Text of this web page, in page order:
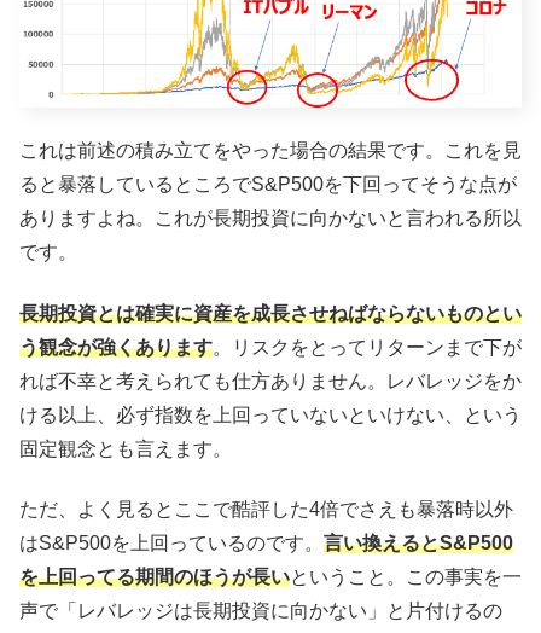
これは前述の積み立てをやった場合の結果です。これを見
ると暴落しているところでS&P500を下回ってそうな点が
ありますよね。これが長期投資に向かないと言われる所以
です。
長期投資とは確実に資産を成長させねばならないものとい
う観念が強くあります。リスクをとってリターンまで下が
れば不幸と考えられても仕方ありません。レバレッジをか
ける以上、必ず指数を上回っていないといけない、という
固定観念とも言えます。
ただ、よく見るとここで酷評した4倍でさえも暴落時以外
はS&P500を上回っているのです。 言い換えるとS&P500
を上回ってる期間のほうが長いということ。この事実を一
声で「レバレッジは長期投資に向かない」と片付けるの